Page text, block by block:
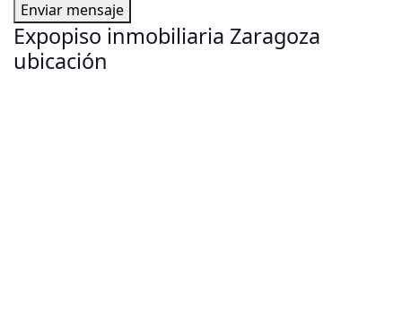
Enviar mensaje
Expopiso inmobiliaria Zaragoza
ubicación